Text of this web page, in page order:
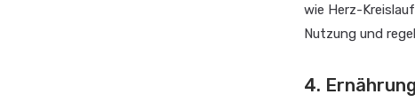
wie Herz-
Nutzung und
4.